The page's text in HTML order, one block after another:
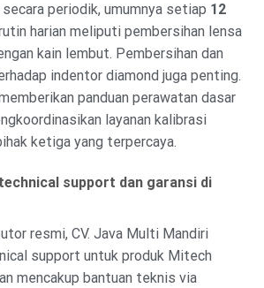
periodik, umumnya setiap 12
harian meliputi pembersihan lensa
kain lembut. Pembersihan dan
indentor diamond juga penting.
panduan perawatan dasar
layanan kalibrasi
ketiga yang terpercaya.
support dan garansi di
resmi, CV. Java Multi Mandiri
support untuk produk Mitech
mencakup bantuan teknis via